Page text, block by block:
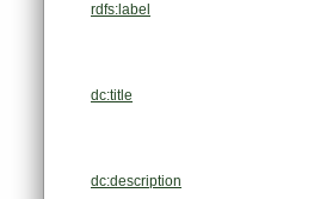
rdfs:label
dc:title
dc:description